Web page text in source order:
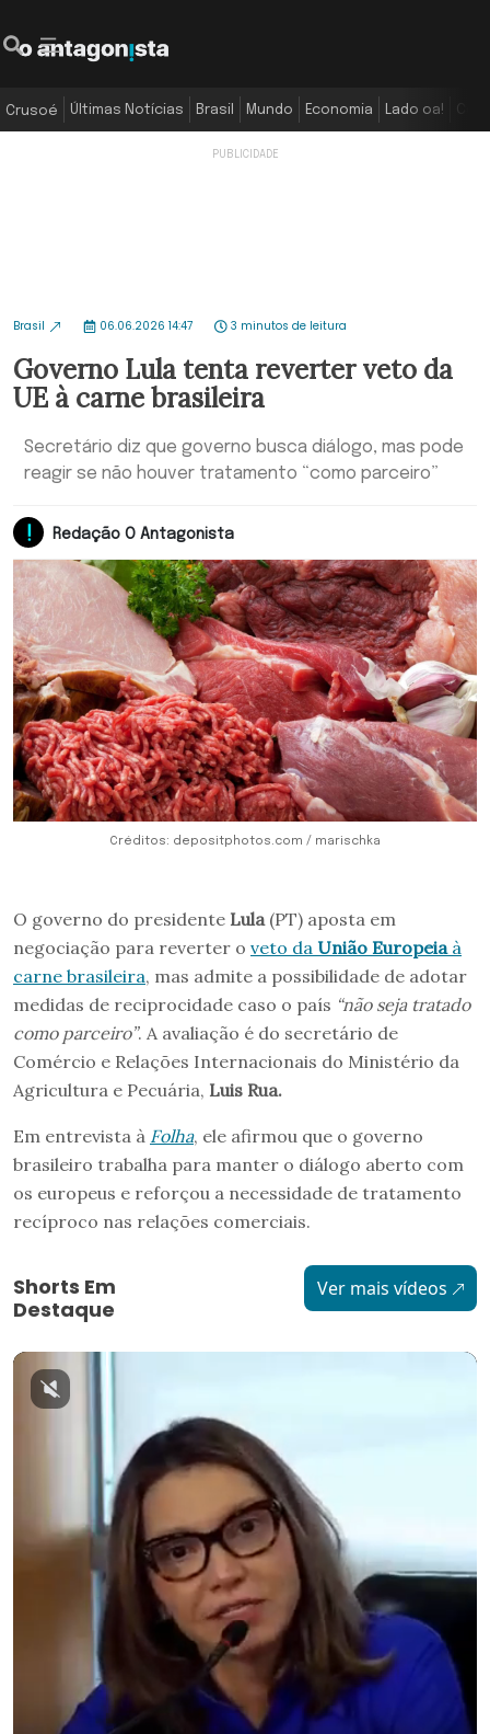
Crusoé Últimas Notícias Brasil Mundo Economia Lado oa!
Brasil 06.06.2026 14:47 3 minutos de leitura
Governo Lula tenta reverter veto da
UE à carne brasileira
Secretário diz que governo busca diálogo, mas pode
reagir se não houver tratamento “como parceiro”
Redação O Antagonista
Créditos: depositphotos.com / marischka
O governo do presidente Lula (PT) aposta em
negociação para reverter o veto da União Europeia à
carne brasileira, mas admite a possibilidade de adotar
medidas de reciprocidade caso o país “não seja tratado
como parceiro”. A avaliação é do secretário de
Comércio e Relações Internacionais do Ministério da
Agricultura e Pecuária, Luis Rua.
Em entrevista à Folha, ele afirmou que o governo
brasileiro trabalha para manter o diálogo aberto com
os europeus e reforçou a necessidade de tratamento
recíproco nas relações comerciais.
Shorts Em
Destaque
Ver mais vídeos